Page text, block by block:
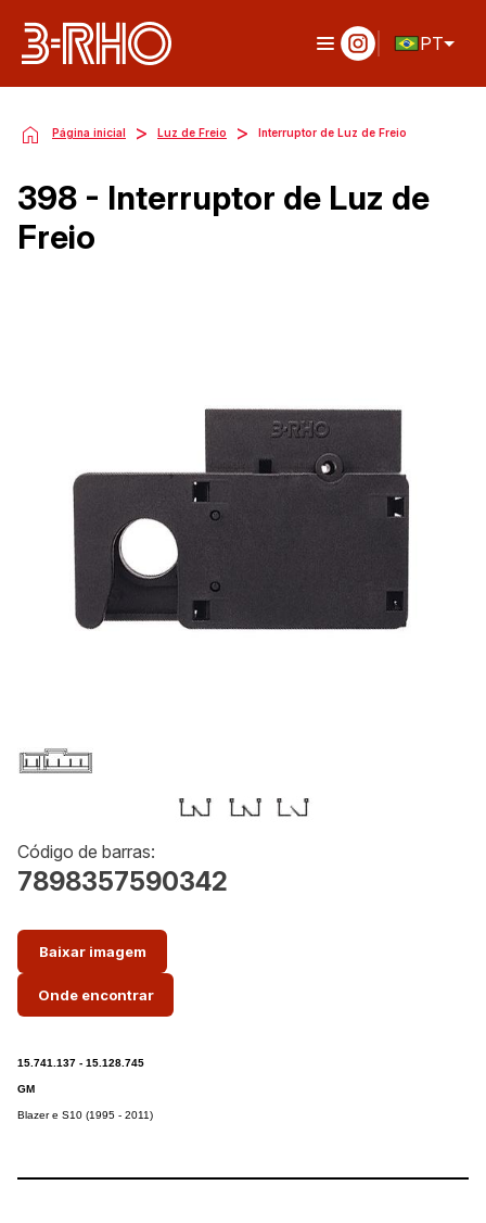
PT
Página inicial > Luz de Freio > Interruptor de Luz de Freio
398 - Interruptor de Luz de
Freio
Código de barras:
7898357590342
Baixar imagem
Onde encontrar
15.741.137 - 15.128.745
GM
Blazer e S10 (1995 - 2011)